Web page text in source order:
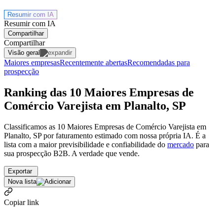
Resumir com IA
Resumir com IA
Compartilhar
Compartilhar
Visão geral
Maiores empresasRecentemente abertasRecomendadas para
prospecção
Ranking das 10 Maiores Empresas de
Comércio Varejista em Planalto, SP
Classificamos as 10 Maiores Empresas de Comércio Varejista em
Planalto, SP por faturamento estimado com nossa própria IA. É a
lista com a maior previsibilidade e confiabilidade do mercado para
sua prospecção B2B. A verdade que vende.
Exportar
Nova lista
Copiar link